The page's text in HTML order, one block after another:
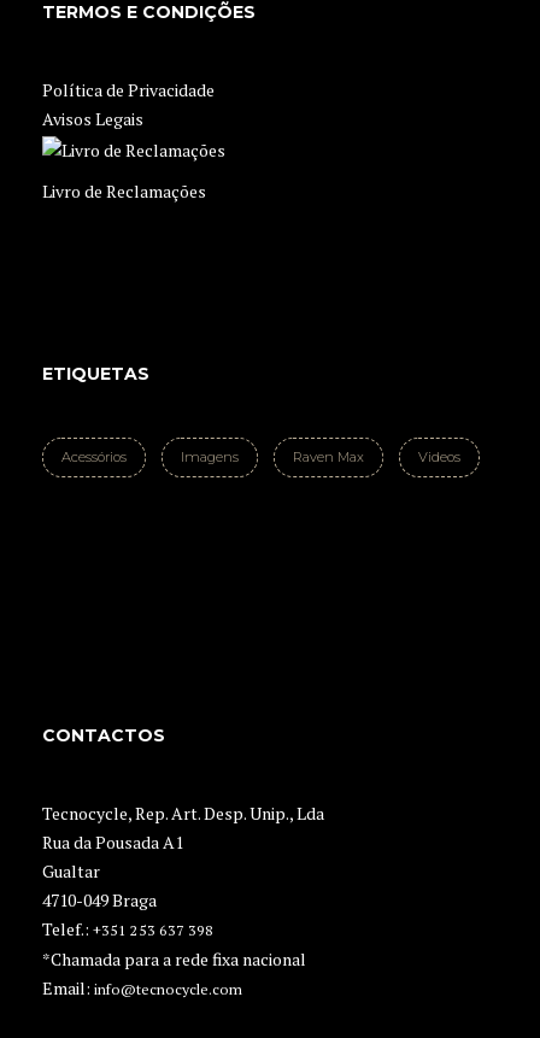
TERMOS E CONDIÇÕES
Política de Privacidade
Avisos Legais
Livro de Reclamações
ETIQUETAS
Acessórios Imagens Raven Max Videos
CONTACTOS
Tecnocycle, Rep. Art. Desp. Unip., Lda
Rua da Pousada A1
Gualtar
4710-049 Braga
Telef.: +351 253 637 398
*Chamada para a rede fixa nacional
Email: info@tecnocycle.com